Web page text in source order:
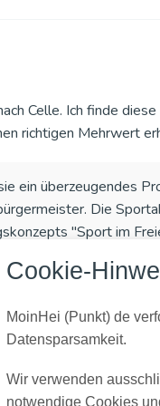
Cookie-
MoinHei (Punkt) de
Datensparsamkeit.
Wir verwenden
notwendige Cookies
Celle. Ich finde
richtigen Mehrwert
ein überzeugendes
Die
"Sport im
ich kostenlos, damit regionale
aus unserer Gemeinde für
Damit daraus eine lebendige
es Menschen, die mitlesen